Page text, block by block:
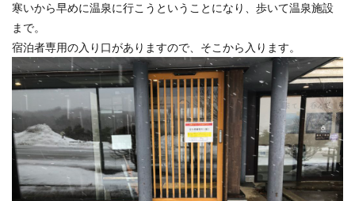
寒いから早めに温泉に行こうということになり、歩いて温泉施設
まで。
宿泊者専用の入り口がありますので、そこから入ります。